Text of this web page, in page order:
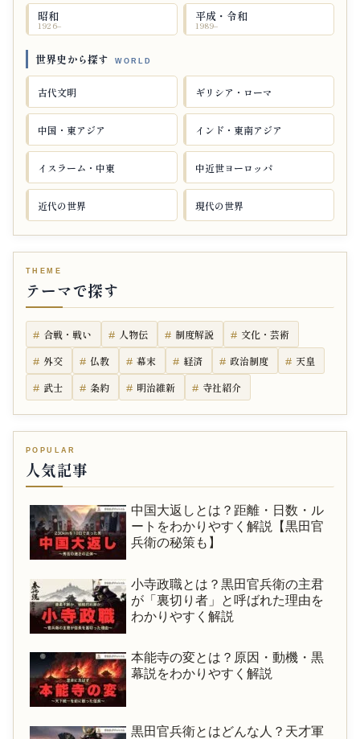
昭和
1926–
平成・令和
1989–
世界史から探す
古代文明 ギリシア・ローマ
中国・東アジア インド・東南アジア
イスラーム・中東 中近世ヨーロッパ
近代の世界 現代の世界
テーマで探す
合戦・戦い 人物伝 制度解説
文化・芸術
外交
仏教 幕末 経済 政治制度
天皇
武士
条約 明治維新 寺社紹介
人気記事
中国大返しとは？距離・日数・ル
ートをわかりやすく解説【黒田官
兵衛の秘策も】
小寺政職とは？黒田官兵衛の主君
が「裏切り者」と呼ばれた理由を
わかりやすく解説
本能寺の変とは？原因・動機・黒
幕説をわかりやすく解説
黒田官兵衛とはどんな人？天才軍